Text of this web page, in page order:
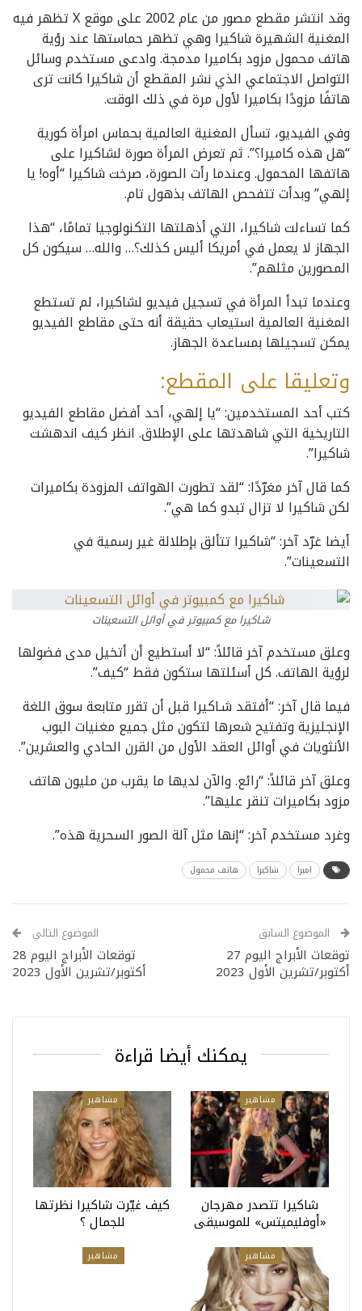
وقد انتشر مقطع مصور من عام 2002 على موقع X تظهر فيه
المغنية الشهيرة شاكيرا وهي تظهر حماستها عند رؤية
هاتف محمول مزود بكاميرا مدمجة. وادعى مستخدم وسائل
التواصل الاجتماعي الذي نشر المقطع أن شاكيرا كانت ترى
هاتفًا مزودًا بكاميرا لأول مرة في ذلك الوقت.
وفي الفيديو، تسأل المغنية العالمية بحماس امرأة كورية
“هل هذه كاميرا؟”. ثم تعرض المرأة صورة لشاكيرا على
هاتفها المحمول. وعندما رأت الصورة، صرخت شاكيرا “أوه! يا
إلهي” وبدأت تتفحص الهاتف بذهول تام.
كما تساءلت شاكيرا، التي أذهلتها التكنولوجيا تمامًا، “هذا
الجهاز لا يعمل في أمريكا أليس كذلك؟… والله… سيكون كل
المصورين مثلهم”.
وعندما تبدأ المرأة في تسجيل فيديو لشاكيرا، لم تستطع
المغنية العالمية استيعاب حقيقة أنه حتى مقاطع الفيديو
يمكن تسجيلها بمساعدة الجهاز.
وتعليقا على المقطع:
كتب أحد المستخدمين: “يا إلهي، أحد أفضل مقاطع الفيديو
التاريخية التي شاهدتها على الإطلاق. انظر كيف اندهشت
شاكيرا”.
كما قال آخر مغرّدًا: “لقد تطورت الهواتف المزودة بكاميرات
لكن شاكيرا لا تزال تبدو كما هي”.
أيضا غرّد آخر: “شاكيرا تتألق بإطلالة غير رسمية في
التسعينات”.
شـاكيرا مع كمبيوتر في أوائل التسعينات
وعلق مستخدم آخر قائلاً: “لا أستطيع أن أتخيل مدى فضولها
لرؤية الهاتف. كل أسئلتها ستكون فقط “كيف”.
فيما قال آخر: “أفتقد شـاكيرا قبل أن تقرر متابعة سوق اللغة
الإنجليزية وتفتيح شعرها لتكون مثل جميع مغنيات البوب ​​​​
الأنثويات في أوائل العقد الأول من القرن الحادي والعشرين”.
وعلق آخر قائلاً: “رائع. والآن لديها ما يقرب من مليون هاتف
مزود بكاميرات تنقر عليها”.
وغرد مستخدم آخر: “إنها مثل آلة الصور السحرية هذه”.
اميرا شاكيرا هاتف محمول
الموضوع السابق
توقعات الأبراج اليوم 27
أكتوبر/تشرين الأول 2023
الموضوع التالي
توقعات الأبراج اليوم 28
أكتوبر/تشرين الأول 2023
يمكنك أيضا قراءة
مشاهير
شاكيرا تتصدر مهرجان
«أوفليميتس» للموسيقى
مشاهير
كيف غيّرت شاكيرا نظرتها
للجمال ؟
مشاهير مشاهير